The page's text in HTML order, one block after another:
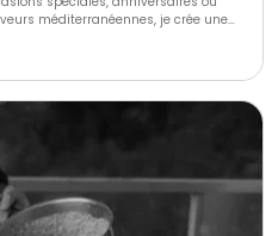
méditerranéennes, je crée une
travaillant exclusivement avec
locaux. Mon objectif : offrir des